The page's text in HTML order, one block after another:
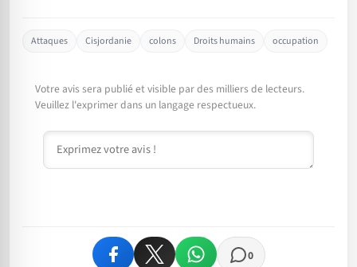
Attaques Cisjordanie colons Droits humains occupation
Votre avis sera publié et visible par des milliers de lecteurs.
Veuillez l'exprimer dans un langage respectueux.
Commentaire
0